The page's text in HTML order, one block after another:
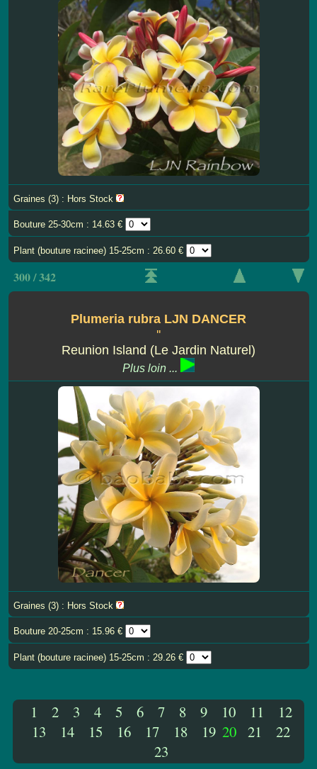
Graines (3) : Hors Stock
Bouture 25-30cm : 14.63 €
Plant (bouture racinee) 15-25cm : 26.60 €
300 / 342
Plumeria rubra LJN DANCER
''
Reunion Island (Le Jardin Naturel)
Plus loin ...
Graines (3) : Hors Stock
Bouture 20-25cm : 15.96 €
Plant (bouture racinee) 15-25cm : 29.26 €
1 2 3 4 5 6 7 8 9 10 11
12
13
14 15 16 17 18 19 20 21
22
23